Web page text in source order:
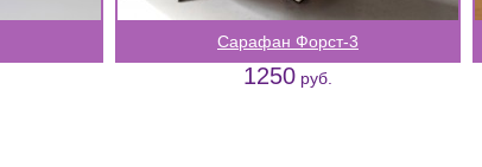
Сарафан Форст-3
1250 руб.